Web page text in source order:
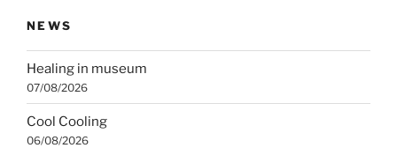
NEWS
Healing in museum
07/08/2026
Cool Cooling
06/08/2026